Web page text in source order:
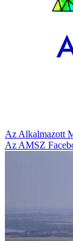
Az Alkalmazott
Az AMSZ